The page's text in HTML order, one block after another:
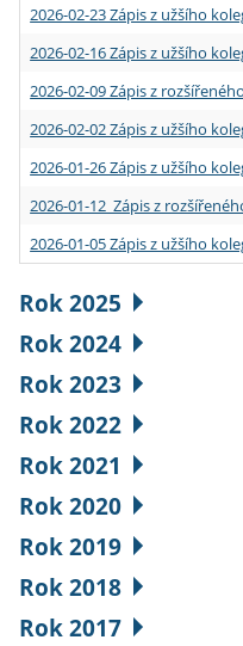
2026-02-23 Zápis z užšího
2026-02-16 Zápis z užšího
2026-02-09 Zápis z
2026-02-02 Zápis z užšího
2026-01-26 Zápis z užšího
2026-01-12 Zápis z
2026-01-05 Zápis z užšího
Rok 2025
Rok 2024
Rok 2023
Rok 2022
Rok 2021
Rok 2020
Rok 2019
Rok 2018
Rok 2017